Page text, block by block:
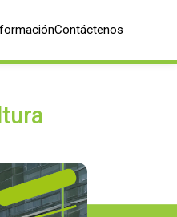
Contáctenos